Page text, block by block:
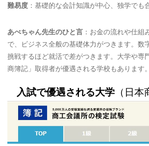
難易度 ：基礎的な会計知識が中心、独学でも
あべちゃん先生のひと言 ：お金の流れや仕組
で、ビジネス全般の基礎体力がつきます。数
挑戦するほど就活で差がつきます。大学や専
商簿記」取得者が優遇される学校もあります。
入試で優遇される大学 （日